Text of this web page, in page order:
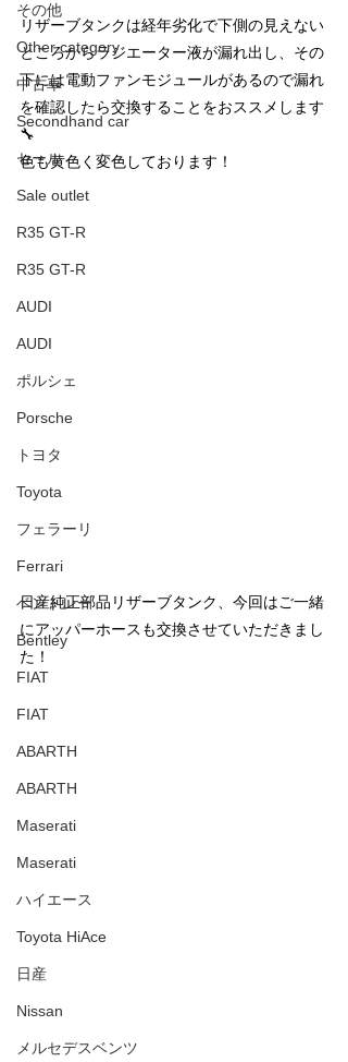
その他
Other category
中古車
Secondhand car
セール
Sale outlet
R35 GT-R
R35 GT-R
AUDI
AUDI
ポルシェ
Porsche
トヨタ
Toyota
フェラーリ
Ferrari
ベントレー
Bentley
FIAT
FIAT
ABARTH
ABARTH
Maserati
Maserati
ハイエース
Toyota HiAce
日産
Nissan
メルセデスベンツ
リザーブタンクは経年劣化で下側の見えない
ところからラジエーター液が漏れ出し、その
下には電動ファンモジュールがあるので漏れ
を確認したら交換することをおススメします
🔧
色も黄色く変色しております！
日産純正部品リザーブタンク、今回はご一緒
にアッパーホースも交換させていただきまし
た！